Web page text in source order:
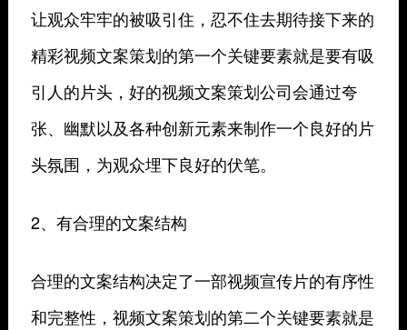
让观众牢牢的被吸引住，忍不住去期待接下来的
精彩视频文案策划的第一个关键要素就是要有吸
引人的片头，好的视频文案策划公司会通过夸
张、幽默以及各种创新元素来制作一个良好的片
头氛围，为观众埋下良好的伏笔。
2、有合理的文案结构
合理的文案结构决定了一部视频宣传片的有序性
和完整性，视频文案策划的第二个关键要素就是